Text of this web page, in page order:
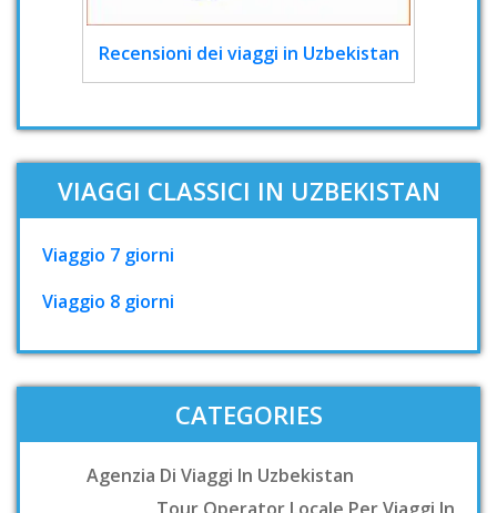
Recensioni dei viaggi in Uzbekistan
VIAGGI CLASSICI IN UZBEKISTAN
Viaggio 7 giorni
Viaggio 8 giorni
CATEGORIES
Agenzia Di Viaggi In Uzbekistan